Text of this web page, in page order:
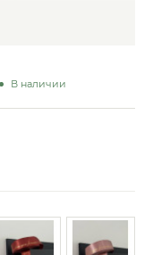
В наличии